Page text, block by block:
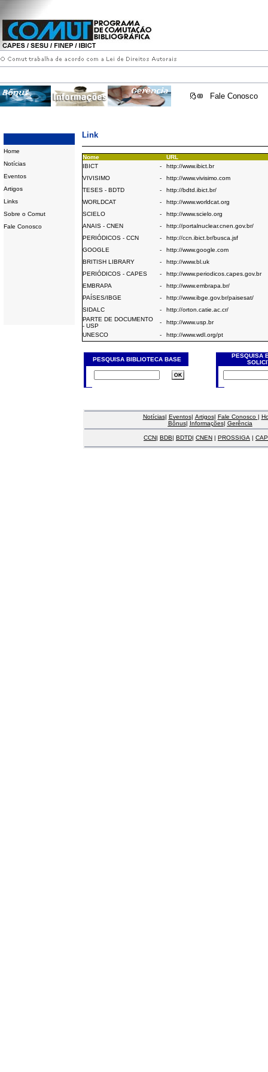
Fale Conosco
Home
Notícias
Eventos
Artigos
Links
Sobre o Comut
Fale Conosco
Link
Nome
URL
IBICT
-
http://www.ibict.br
VIVISIMO
-
http://www.vivisimo.com
TESES - BDTD
-
http://bdtd.ibict.br/
WORLDCAT
-
http://www.worldcat.org
SCIELO
-
http://www.scielo.org
ANAIS - CNEN
-
http://portalnuclear.cnen.gov.br/
PERIÓDICOS - CCN
-
http://ccn.ibict.br/busca.jsf
GOOGLE
-
http://www.google.com
BRITISH LIBRARY
-
http://www.bl.uk
PERIÓDICOS - CAPES
-
http://www.periodicos.capes.gov.br
EMBRAPA
-
http://www.embrapa.br/
PAÍSES/IBGE
-
http://www.ibge.gov.br/paisesat/
SIDALC
-
http://orton.catie.ac.cr/
PARTE DE DOCUMENTO
- USP
-
http://www.usp.br
UNESCO
- http://www.wdl.org/pt
PESQUISA BIBLIOTECA BASE
PESQUISA
Notícias| Eventos| Artigos| Fale Conosco |
Bônus| Informações| Gerência
CCN| BDB| BDTD| CNEN | PROSSIGA |